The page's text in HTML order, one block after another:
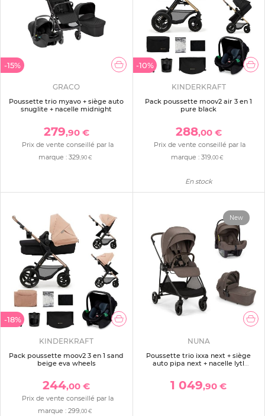
-15%
GRACO
Poussette trio myavo + siège auto
snuglite + nacelle midnight
279,90 €
Prix de vente conseillé par la
marque : 329 ,90 €
-10%
KINDERKRAFT
Pack poussette moov2 air 3 en 1
pure black
288,00 €
Prix de vente conseillé par la
marque :319 ,00 €
En stock
-18%
KINDERKRAFT
Pack poussette moov2 3 en 1 sand
beige eva wheels
244,00 €
Prix de vente conseillé par la
marque :299,00 €
New
NUNA
Poussette trio ixxa next + siège
auto pipa next + nacelle lytl
1 049,90 €